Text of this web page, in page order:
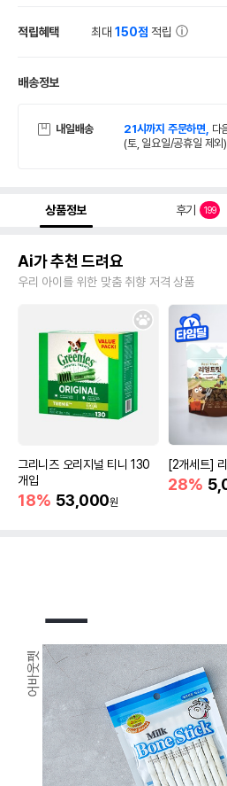
적립혜택 최대150점 적립
배송정보
내일배송 21시까지 주문하면, 다
(토, 일요일/공휴일 제외)
상품정보 후기 199
Ai가 추천 드려요
우리 아이를 위한 맞춤 취향 저격 상품
그리니즈 오리지널 티니 130
개입
18% 53,000원
[2개세트]
28%